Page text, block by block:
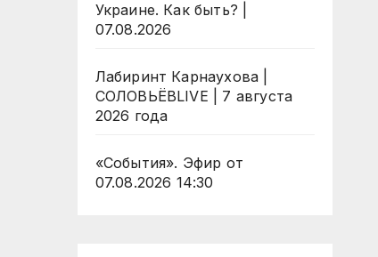
Украине. Как быть? |
07.08.2026
Лабиринт Карнаухова |
СОЛОВЬЁВLIVE | 7 августа
2026 года
«События». Эфир от
07.08.2026 14:30